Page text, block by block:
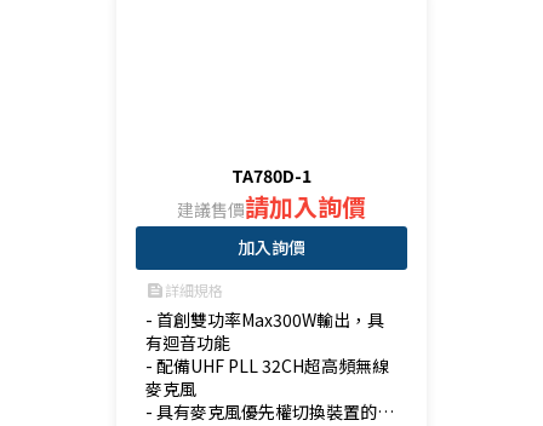
TA780D-1
建議售價請加入詢價
加入詢價
feed詳細規格
- 首創雙功率Max300W輸出，具
有迴音功能
- 配備UHF PLL 32CH超高頻無線
麥克風
- 具有麥克風優先權切換裝置的設